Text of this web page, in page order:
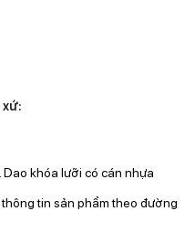
xứ:
khóa lưỡi có cán nhựa
tin sản phẩm theo đường